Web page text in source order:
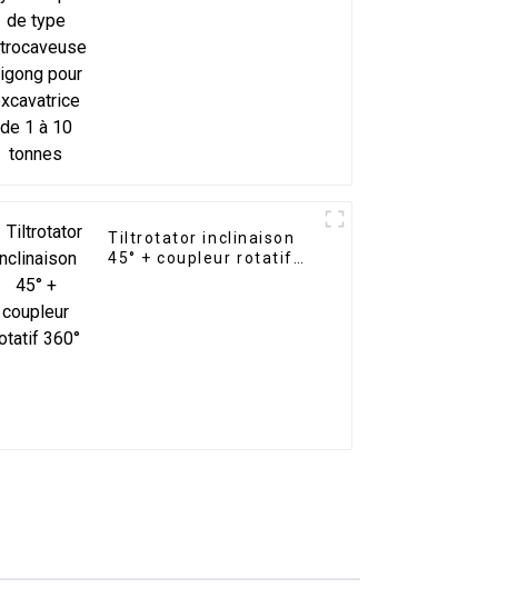
Tiltrotator inclinaison
45° + coupleur rotatif